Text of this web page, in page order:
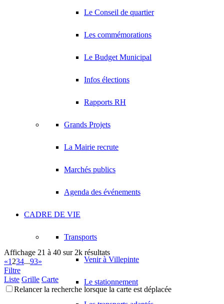
Le Conseil de quartier
Les commémorations
Le Budget Municipal
Infos élections
Rapports RH
Grands Projets
La Mairie recrute
Marchés publics
Agenda des événements
CADRE DE VIE
Transports
Venir à Villepinte
Le stationnement
Affichage 21 à 40 sur 2k résultats
«1 234...93»
Filtre
Liste Grille Carte
Relancer la recherche lorsque la carte est déplacée